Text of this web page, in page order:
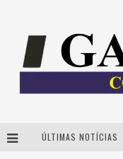
ÚLTIMAS NOTÍCIAS